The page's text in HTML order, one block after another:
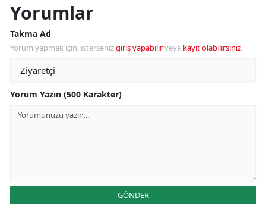
Yorumlar
Takma Ad
Yorum yapmak için, istersenizgiriş yapabilirveya kayıt olabilirsiniz.
Yorum Yazın (500 Karakter)
GÖNDER